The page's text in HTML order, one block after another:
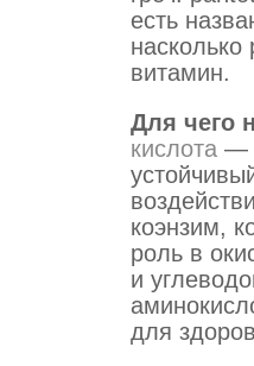
есть
насколько
витамин.
Для чего
кислота —
коэнзим,
роль в
и
для